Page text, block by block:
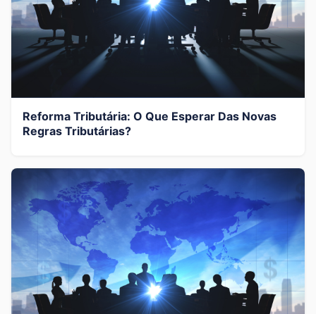
Reforma Tributária: O Que Esperar Das Novas
Regras Tributárias?